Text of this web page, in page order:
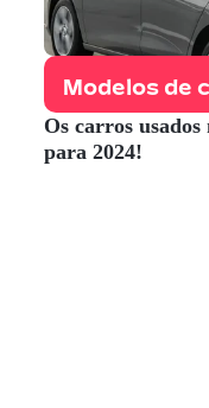
Modelos de
Os carros usados
para 2024!